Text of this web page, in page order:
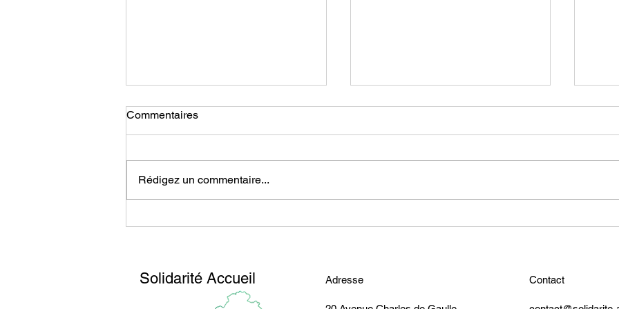
Commentaires
Rédigez un commentaire...
Solidarité Accueil Adresse Contact